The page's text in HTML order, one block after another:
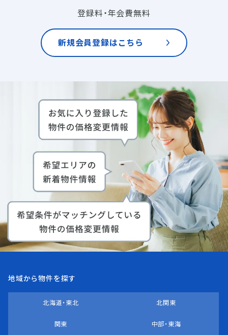
登録料・年会費無料
新規会員登録はこちら
地域から物件を探す
北海道・東北 北関東
関東 中部・東海